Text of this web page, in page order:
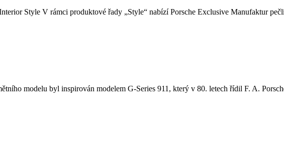
Style V rámci produktové řady „Style“ nabízí Porsche Exclusive Manufaktur
modelu byl inspirován modelem G-Series 911, který v 80. letech řídil F. A.